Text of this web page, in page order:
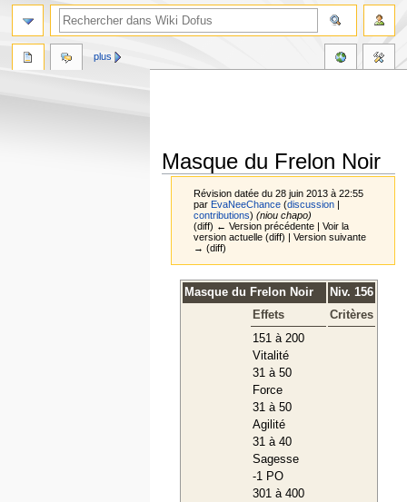
Masque du Frelon Noir
Révision datée du 28 juin 2013 à 22:55
parEvaNeeChance (discussion |
contributions) (niou chapo)
(diff) ← Version précédente | Voir la
version actuelle (diff) | Version suivante
→ (diff)
Masque du Frelon Noir
Niv. 156
Effets
Critères
151 à 200
Vitalité
31 à 50
Force
31 à 50
Agilité
31 à 40
Sagesse
-1 PO
301 à 400
plus